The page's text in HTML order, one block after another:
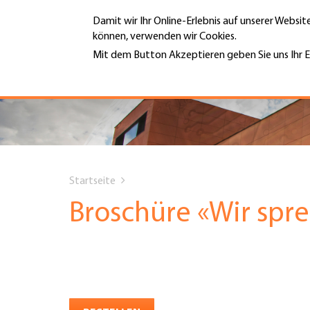
Damit wir Ihr Online-Erlebnis auf unserer
können, verwenden wir Cookies.
Mit dem Button Akzeptieren geben Sie uns Ihr
Hauptnavigation
PORTRÄT
DIENSTLEISTUNGEN
JOBS & KARRIERE
MENÜ
are
Startseite
Broschüre «Wir